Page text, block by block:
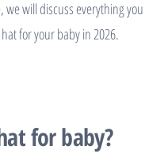
will discuss everything you
for your baby in 2026.
for baby?